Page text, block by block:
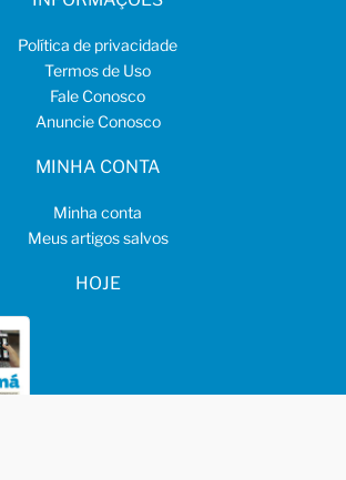
Política de privacidade
Termos de Uso
Fale Conosco
Anuncie Conosco
MINHA CONTA
Minha conta
Meus artigos salvos
HOJE